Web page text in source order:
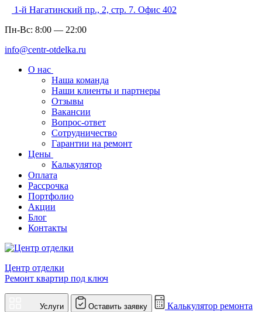
1-й Нагатинский пр., 2, стр. 7. Офис 402
Пн-Вс: 8:00 — 22:00
info@centr-otdelka.ru
О нас
Наша команда
Наши клиенты и партнеры
Отзывы
Вакансии
Вопрос-ответ
Сотрудничество
Гарантии на ремонт
Цены
Калькулятор
Оплата
Рассрочка
Портфолио
Акции
Блог
Контакты
Центр отделки
Ремонт квартир под ключ
Услуги Оставить заявку
Калькулятор ремонта